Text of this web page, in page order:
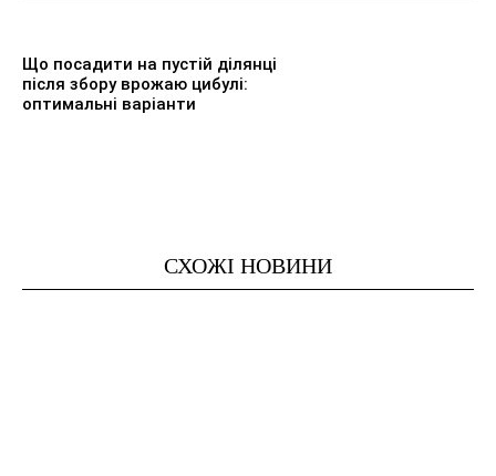
Що посадити на пустій ділянці
після збору врожаю цибулі:
оптимальні варіанти
СХОЖІ НОВИНИ